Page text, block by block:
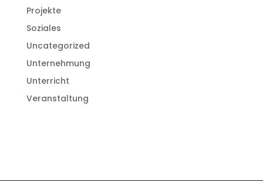
Projekte
Soziales
Uncategorized
Unternehmung
Unterricht
Veranstaltung